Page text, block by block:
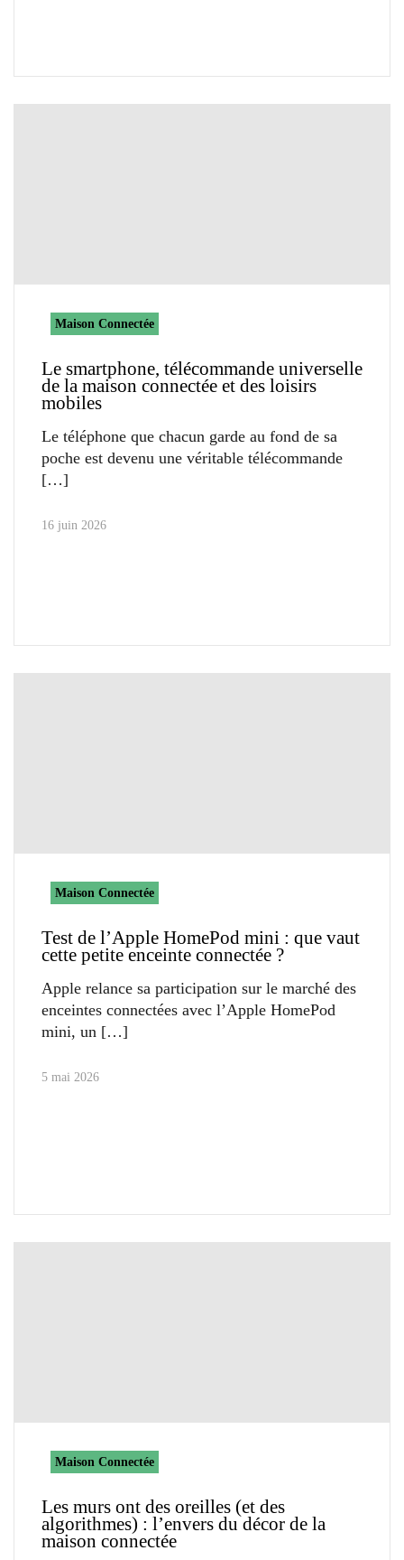
Maison Connectée
Le smartphone, télécommande universelle
de la maison connectée et des loisirs
mobiles
Le téléphone que chacun garde au fond de sa
poche est devenu une véritable télécommande
16 juin 2026
Maison Connectée
Test de l’Apple HomePod mini : que vaut
cette petite enceinte connectée ?
Apple relance sa participation sur le marché des
enceintes connectées avec l’Apple HomePod
mini, un
5 mai 2026
Maison Connectée
Les murs ont des oreilles (et des
algorithmes) : l’envers du décor de la
maison connectée